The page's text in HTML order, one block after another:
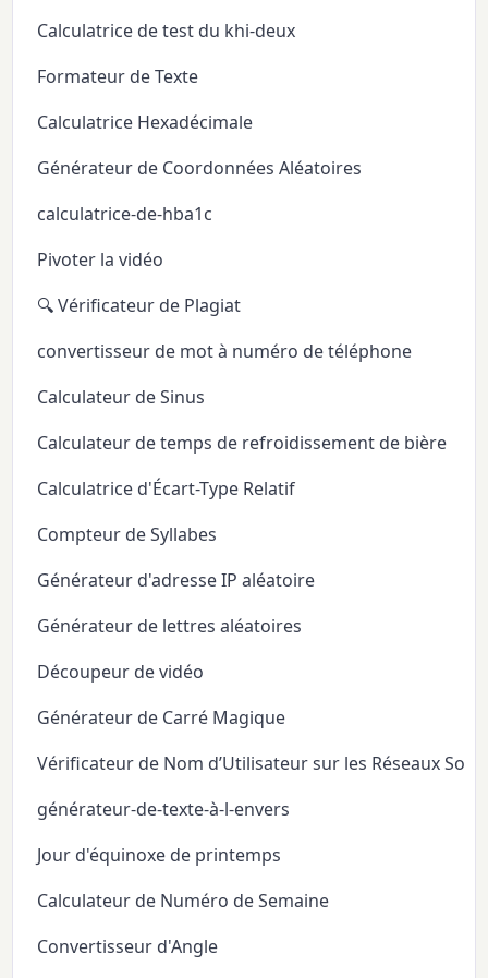
Calculatrice de test du khi-deux
Formateur de Texte
Calculatrice Hexadécimale
Générateur de Coordonnées Aléatoires
calculatrice-de-hba1c
Pivoter la vidéo
🔍 Vérificateur de Plagiat
convertisseur de mot à numéro de téléphone
Calculateur de Sinus
Calculateur de temps de refroidissement de bière
Calculatrice d'Écart-Type Relatif
Compteur de Syllabes
Générateur d'adresse IP aléatoire
Générateur de lettres aléatoires
Découpeur de vidéo
Générateur de Carré Magique
Vérificateur de Nom d’Utilisateur sur les Réseaux
générateur-de-texte-à-l-envers
Jour d'équinoxe de printemps
Calculateur de Numéro de Semaine
Convertisseur d'Angle